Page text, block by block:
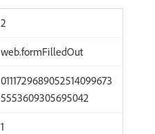
2
web.formFilledOut
0111729689052514099673
5553609305695042
1